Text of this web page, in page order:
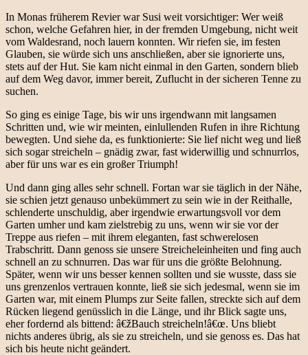
In Monas früherem Revier war Susi weit vorsichtiger: Wer weiß
schon, welche Gefahren hier, in der fremden Umgebung, nicht weit
vom Waldesrand, noch lauern konnten. Wir riefen sie, im festen
Glauben, sie würde sich uns anschließen, aber sie ignorierte uns,
stets auf der Hut. Sie kam nicht einmal in den Garten, sondern blieb
auf dem Weg davor, immer bereit, Zuflucht in der sicheren Tenne zu
suchen.
So ging es einige Tage, bis wir uns irgendwann mit langsamen
Schritten und, wie wir meinten, einlullenden Rufen in ihre Richtung
bewegten. Und siehe da, es funktionierte: Sie lief nicht weg und ließ
sich sogar streicheln – gnädig zwar, fast widerwillig und schnurrlos,
aber für uns war es ein großer Triumph!
Und dann ging alles sehr schnell. Fortan war sie täglich in der Nähe,
sie schien jetzt genauso unbekümmert zu sein wie in der Reithalle,
schlenderte unschuldig, aber irgendwie erwartungsvoll vor dem
Garten umher und kam zielstrebig zu uns, wenn wir sie vor der
Treppe aus riefen – mit ihrem eleganten, fast schwerelosen
Trabschritt. Dann genoss sie unsere Streicheleinheiten und fing auch
schnell an zu schnurren. Das war für uns die größte Belohnung.
Später, wenn wir uns besser kennen sollten und sie wusste, dass sie
uns grenzenlos vertrauen konnte, ließ sie sich jedesmal, wenn sie im
Garten war, mit einem Plumps zur Seite fallen, streckte sich auf dem
Rücken liegend genüsslich in die Länge, und ihr Blick sagte uns,
eher fordernd als bittend: â€žBauch streicheln!â€œ. Uns bliebt
nichts anderes übrig, als sie zu streicheln, und sie genoss es. Das hat
sich bis heute nicht geändert.